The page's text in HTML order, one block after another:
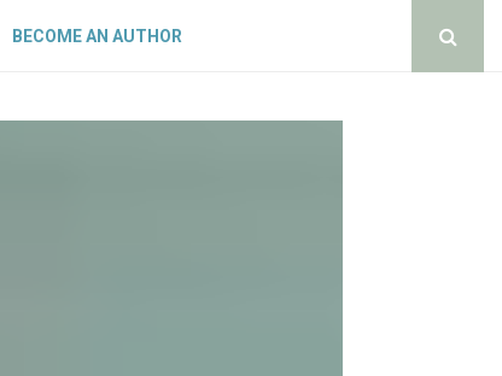
BECOME AN AUTHOR